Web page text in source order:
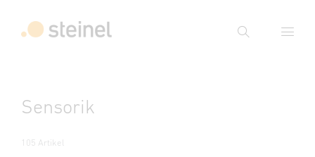
Suche
Suche
Sensorik
105 Artikel